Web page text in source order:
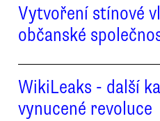
Vytvoření stínové
občanské
WikiLeaks - další
vynucené revoluce